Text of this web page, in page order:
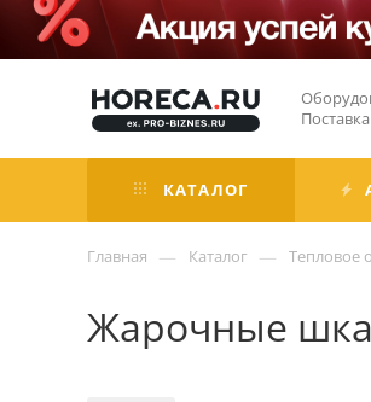
КАТАЛОГ
Главная — Каталог — Тепловое
Жарочные